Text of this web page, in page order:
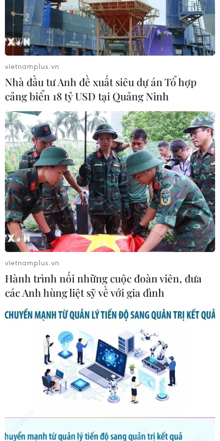
Mỹ thông báo viện trợ nhân đạo bổ sung
cho người dân Ukraine
10/03/2022 22:38
Phó Tổng thống Mỹ Kamala Harris thông báo Mỹ sẽ
cung cấp gần 53 triệu USD cho Chương trình Lương
thực Thế giới (WFP) để cung cấp thực phẩm cho những
người Ukraine đang phải rời bỏ nhà cửa đi lánh nạn.
Khủng hoảng Ukraine tác động nặng tới
vietnamplus.vn
Nhà đầu tư Anh đề xuất siêu dự án Tổ hợp
cảng biển 18 tỷ USD tại Quảng Ninh
vietnamplus.vn
Hành trình nối những cuộc đoàn viên, đưa
các Anh hùng liệt sỹ về với gia đình